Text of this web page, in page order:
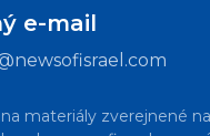
e-mail
materiály zverejnené